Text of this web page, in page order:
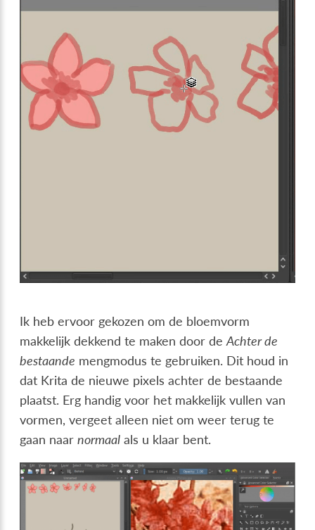
Ik heb ervoor gekozen om de bloemvorm
makkelijk dekkend te maken door deAchter de
bestaande mengmodus te gebruiken. Dit houd in
dat Krita de nieuwe pixels achter de bestaande
plaatst. Erg handig voor het makkelijk vullen van
vormen, vergeet alleen niet om weer terug te
gaan naarnormaal als u klaar bent.